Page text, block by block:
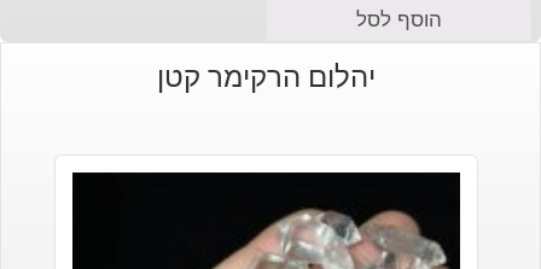
הוסף לסל
יהלום הרקימר קטן